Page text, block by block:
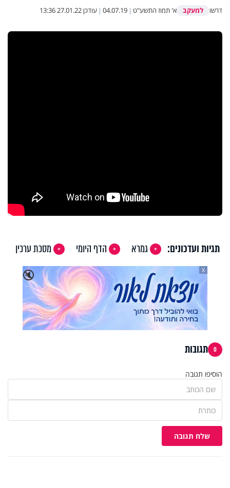
דרשו למעקב א' תמוז התשע"ט |
04.07.19
| עודכן27.01.22 13:36
תגיות ועדכונים: גמרא הדף היומי
מסכת ערכין
🔇
X
0 תגובות
הוסיפו תגובה
שלח תגובה